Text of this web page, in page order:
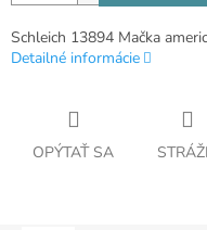
Schleich 13894 Mačka
Detailné informácie
OPÝTAŤ SA